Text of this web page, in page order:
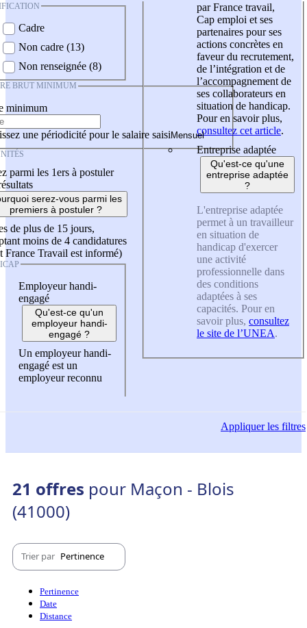
Cadre
Non cadre (13)
Non renseignée (8)
BRUT MINIMUM
minimum
une périodicité pour le salaire saisi
parmi les 1ers à postuler
serez-vous parmi les
premiers à postuler ?
de plus de 15 jours,
moins de 4 candidatures
France Travail est informé)
Employeur handi-
engagé
Qu'est-ce qu'un
employeur handi-
engagé ?
Un employeur handi-
engagé est un
employeur reconnu
par France travail,
Cap emploi et ses
partenaires pour ses
actions concrètes en
faveur du recrutement,
de l’intégration et de
l’accompagnement de
ses collaborateurs en
situation de handicap.
Pour en savoir plus,
consultez cet article.
Entreprise adaptée
Qu'est-ce qu'une
entreprise adaptée
?
L'entreprise adaptée
permet à un travailleur
en situation de
handicap d'exercer
une activité
professionnelle dans
des conditions
adaptées à ses
capacités. Pour en
savoir plus, consultez
le site de l’UNEA.
Appliquerles filtres
21 offres pour Maçon - Blois
(41000)
Trier par Pertinence
Pertinence
Date
Distance